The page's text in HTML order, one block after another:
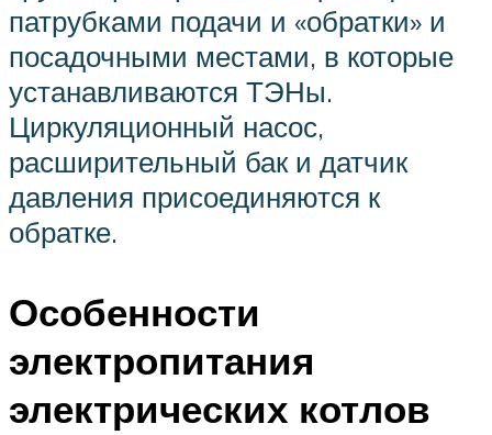
патрубками подачи и «обратки» и
посадочными местами, в которые
устанавливаются ТЭНы.
Циркуляционный насос,
расширительный бак и датчик
давления присоединяются к
обратке.
Особенности
электропитания
электрических котлов